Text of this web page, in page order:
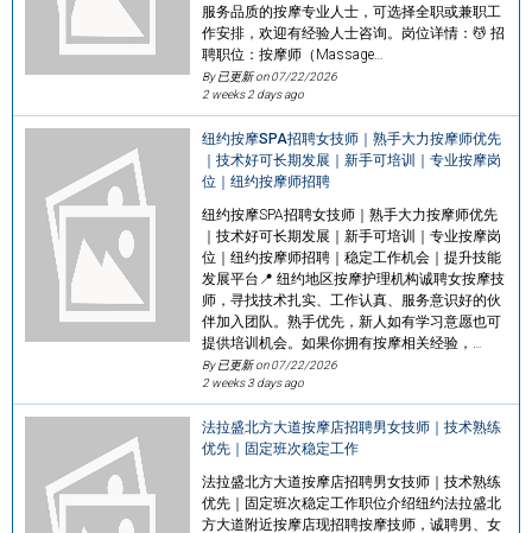
服务品质的按摩专业人士，可选择全职或兼职工
作安排，欢迎有经验人士咨询。岗位详情：💆 招
聘职位：按摩师（Massage…
By 已更新 on07/22/2026
2 weeks 2 days ago
纽约按摩SPA招聘女技师｜熟手大力按摩师优先
｜技术好可长期发展｜新手可培训｜专业按摩岗
位｜纽约按摩师招聘
纽约按摩SPA招聘女技师｜熟手大力按摩师优先
｜技术好可长期发展｜新手可培训｜专业按摩岗
位｜纽约按摩师招聘｜稳定工作机会｜提升技能
发展平台📍 纽约地区按摩护理机构诚聘女按摩技
师，寻找技术扎实、工作认真、服务意识好的伙
伴加入团队。熟手优先，新人如有学习意愿也可
提供培训机会。如果你拥有按摩相关经验，…
By 已更新 on07/22/2026
2 weeks 3 days ago
法拉盛北方大道按摩店招聘男女技师｜技术熟练
优先｜固定班次稳定工作
法拉盛北方大道按摩店招聘男女技师｜技术熟练
优先｜固定班次稳定工作职位介绍纽约法拉盛北
方大道附近按摩店现招聘按摩技师，诚聘男、女